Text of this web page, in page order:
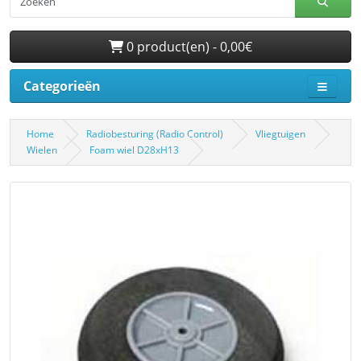
0 product(en) - 0,00€
Categorieën
Home Radiobesturing (Radio Control)
Vliegtuigen
Wielen
Foam wiel D28xH13